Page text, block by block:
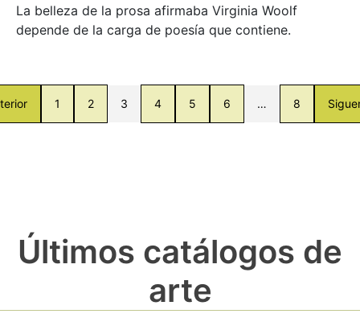
La belleza de la prosa afirmaba Virginia Woolf
depende de la carga de poesía que contiene.
1 2 3 4 5 6 … 8
Últimos catálogos de
arte